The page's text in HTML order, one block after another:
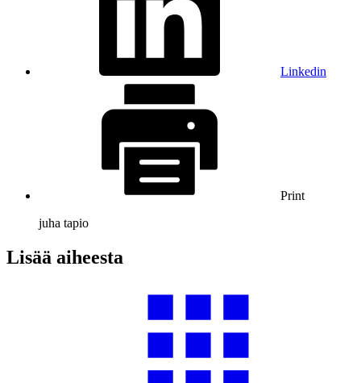
Linkedin
Print
juha tapio
Lisää aiheesta